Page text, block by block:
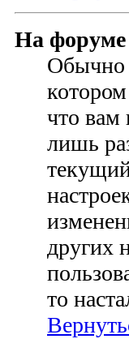
На форуме
Обычно
что вам
лишь
других
то